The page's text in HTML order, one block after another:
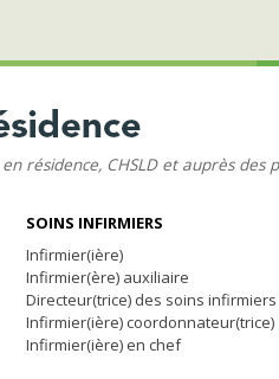
résidence, CHSLD et auprès des
SOINS INFIRMIERS
Infirmier(ière)
Infirmier(ère) auxiliaire
Directeur(trice) des soins infirmiers
Infirmier(ière) coordonnateur(trice)
Infirmier(ière) en chef